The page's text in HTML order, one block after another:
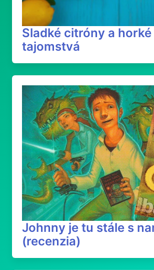
Sladké citróny a horké
tajomstvá
Johnny je tu stále s
(recenzia)